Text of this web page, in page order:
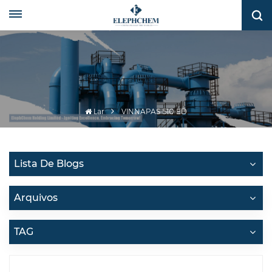
Lar VINNAPAS 510 ED
Lista De Blogs
Arquivos
TAG